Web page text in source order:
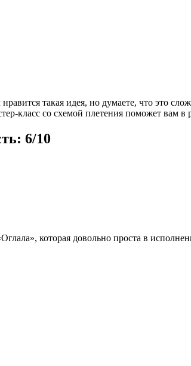
такая идея, но думаете, что это
класс со схемой плетения поможет вам в
6/10
которая довольно проста в